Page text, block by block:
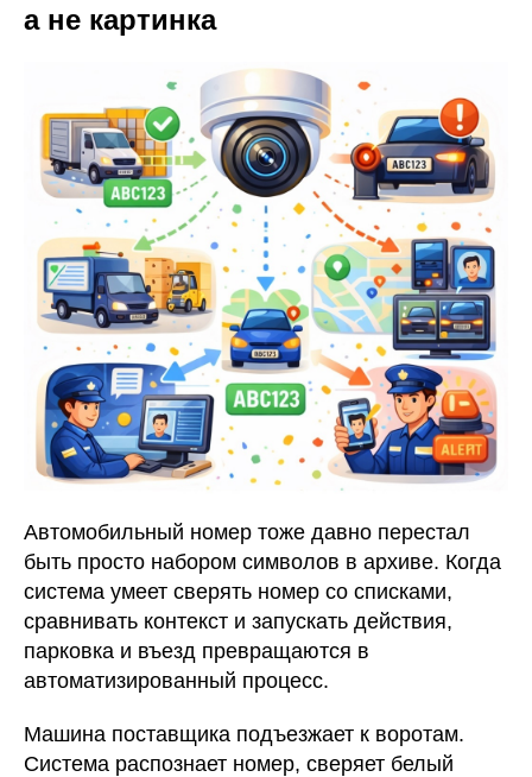
а не картинка
Автомобильный номер тоже давно перестал
быть просто набором символов в архиве. Когда
система умеет сверять номер со списками,
сравнивать контекст и запускать действия,
парковка и въезд превращаются в
автоматизированный процесс.
Машина поставщика подъезжает к воротам.
Система распознает номер, сверяет белый